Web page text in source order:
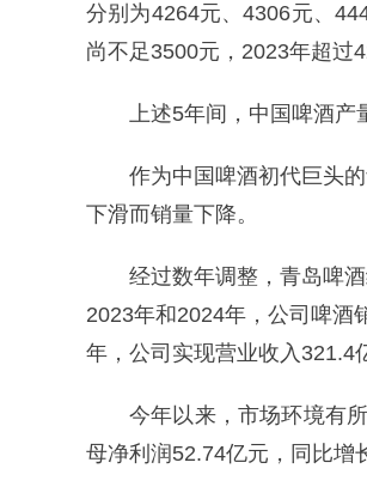
分别为4264元、4306元、
尚不足3500元，2023年超过
上述5年间，中国啤酒产
作为中国啤酒初代巨头
下滑而销量下降。
经过数年调整，青岛啤
2023年和2024年，公司啤酒
年，公司实现营业收入321.4
今年以来，市场环境有
母净利润52.74亿元，同比增